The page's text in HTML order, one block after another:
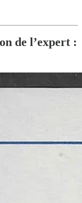
de l’expert :